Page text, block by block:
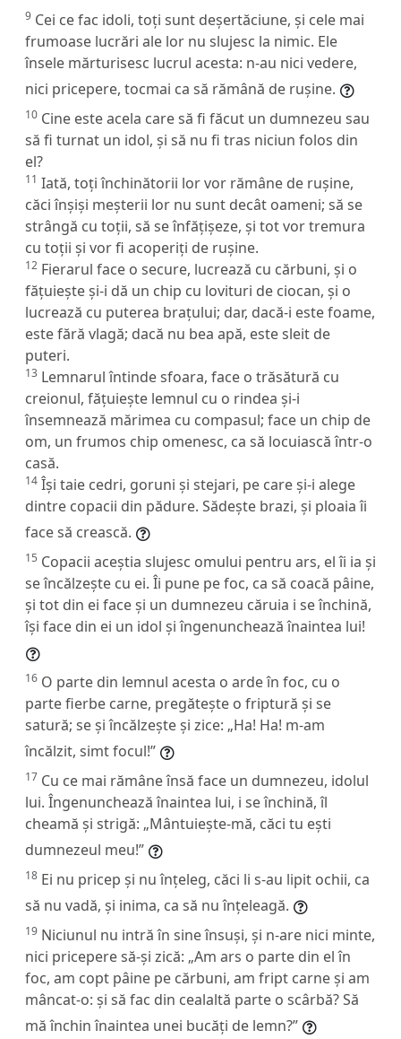
9 Cei ce fac idoli, toți sunt deșertăciune, și cele mai
frumoase lucrări ale lor nu slujesc la nimic. Ele
însele mărturisesc lucrul acesta: n-au nici vedere,
nici pricepere, tocmai ca să rămână de rușine.
10 Cine este acela care să fi făcut un dumnezeu sau
să fi turnat un idol, și să nu fi tras niciun folos din
el?
11 Iată, toți închinătorii lor vor rămâne de rușine,
căci înșiși meșterii lor nu sunt decât oameni; să se
strângă cu toții, să se înfățișeze, și tot vor tremura
cu toții și vor fi acoperiți de rușine.
12 Fierarul face o secure, lucrează cu cărbuni, și o
fățuiește și-i dă un chip cu lovituri de ciocan, și o
lucrează cu puterea brațului; dar, dacă-i este foame,
este fără vlagă; dacă nu bea apă, este sleit de
puteri.
13 Lemnarul întinde sfoara, face o trăsătură cu
creionul, fățuiește lemnul cu o rindea și-i
însemnează mărimea cu compasul; face un chip de
om, un frumos chip omenesc, ca să locuiască într-o
casă.
14 Își taie cedri, goruni și stejari, pe care și-i alege
dintre copacii din pădure. Sădește brazi, și ploaia îi
face să crească.
15 Copacii aceștia slujesc omului pentru ars, el îi ia și
se încălzește cu ei. Îi pune pe foc, ca să coacă pâine,
și tot din ei face și un dumnezeu căruia i se închină,
își face din ei un idol și îngenunchează înaintea lui!
16 O parte din lemnul acesta o arde în foc, cu o
parte fierbe carne, pregătește o friptură și se
satură; se și încălzește și zice: „Ha! Ha! m-am
încălzit, simt focul!”
17 Cu ce mai rămâne însă face un dumnezeu, idolul
lui. Îngenunchează înaintea lui, i se închină, îl
cheamă și strigă: „Mântuiește-mă, căci tu ești
dumnezeul meu!”
18 Ei nu pricep și nu înțeleg, căci li s-au lipit ochii, ca
să nu vadă, și inima, ca să nu înțeleagă.
19 Niciunul nu intră în sine însuși, și n-are nici minte,
nici pricepere să-și zică: „Am ars o parte din el în
foc, am copt pâine pe cărbuni, am fript carne și am
mâncat-o: și să fac din cealaltă parte o scârbă? Să
mă închin înaintea unei bucăți de lemn?”